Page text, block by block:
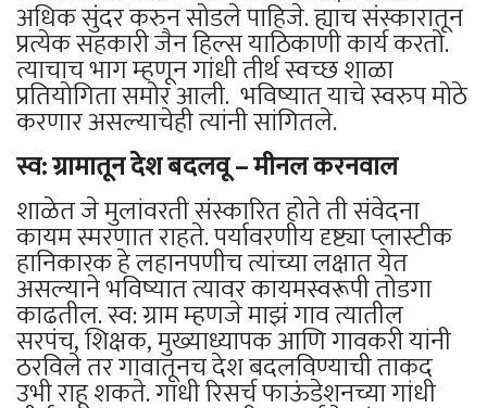
अधिक सुंदर करुन सोडले पाहिजे. ह्याच संस्कारातून
प्रत्येक सहकारी जैन हिल्स याठिकाणी कार्य करतो.
त्याचाच भाग म्हणून गांधी तीर्थ स्वच्छ शाळा
प्रतियोगिता समोर आली. भविष्यात याचे स्वरुप मोठे
करणार असल्याचेही त्यांनी सांगितले.
स्व: ग्रामातून देश बदलवू – मीनल करनवाल
शाळेत जे मुलांवरती संस्कारित होते ती संवेदना
कायम स्मरणात राहते. पर्यावरणीय दृष्ट्या प्लास्टीक
हानिकारक हे लहानपणीच त्यांच्या लक्षात येत
असल्याने भविष्यात त्यावर कायमस्वरूपी तोडगा
काढतील. स्व: ग्राम म्हणजे माझं गाव त्यातील
सरपंच, शिक्षक, मुख्याध्यापक आणि गावकरी यांनी
ठरविले तर गावातूनच देश बदलविण्याची ताकद
उभी राहू शकते. गांधी रिसर्च फाऊंडेशनच्या गांधी